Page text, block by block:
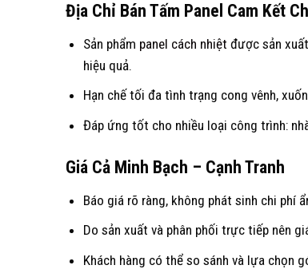
Địa Chỉ Bán Tấm Panel Cam Kết
Sản phẩm panel cách nhiệt được sản
hiệu quả.
Hạn chế tối đa tình trạng cong vênh,
Đáp ứng tốt cho nhiều loại công trình:
Giá Cả Minh Bạch – Cạnh Tranh
Báo giá rõ ràng, không phát sinh chi phí
Do sản xuất và phân phối trực tiếp nên
Khách hàng có thể so sánh và lựa chọn